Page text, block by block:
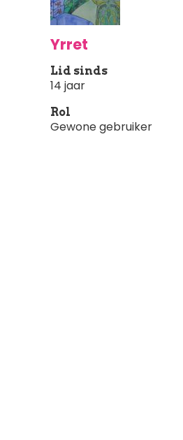
Yrret
Lid sinds
14 jaar
Rol
Gewone gebruiker